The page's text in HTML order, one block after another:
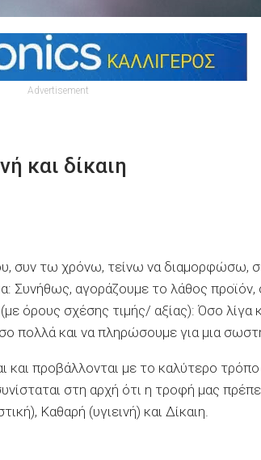
Advertisement
και δίκαιη
συν τω χρόνω, τείνω να διαμορφώσω,
Συνήθως, αγοράζουμε το λάθος προϊόν,
όρους σχέσης τιμής/ αξίας): Όσο λίγα
πολλά και να πληρώσουμε για μια
και προβάλλονται με το καλύτερο
στη αρχή ότι η τροφή μας
Καθαρή (υγιεινή) και Δίκαιη.